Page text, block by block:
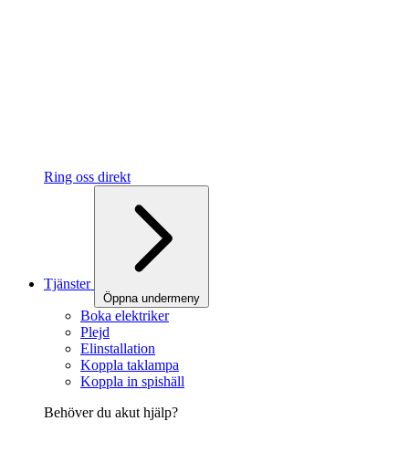
Ring oss direkt
Tjänster
Öppna undermeny
Boka elektriker
Plejd
Elinstallation
Koppla taklampa
Koppla in spishäll
Behöver du akut hjälp?